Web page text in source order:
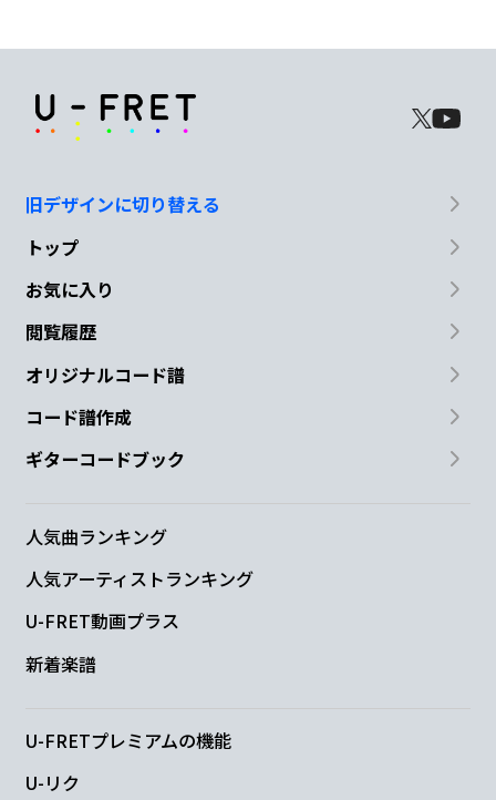
今世紀最期 のプロポーズをしよう
嫌われちゃった ら、どうしよう
Fmaj7
嫌われちゃった
とか、 考えてんの
Fmaj7 E7
ここに愛、焦 った。。。？
旧デザインに切り替える
トップ
お気に入り
閲覧履歴
オリジナルコード譜
コード譜作成
ギターコードブック
人気曲ランキング
人気アーティストランキング
U-FRET動画プラス
新着楽譜
U-FRETプレミアムの機能
U-リク